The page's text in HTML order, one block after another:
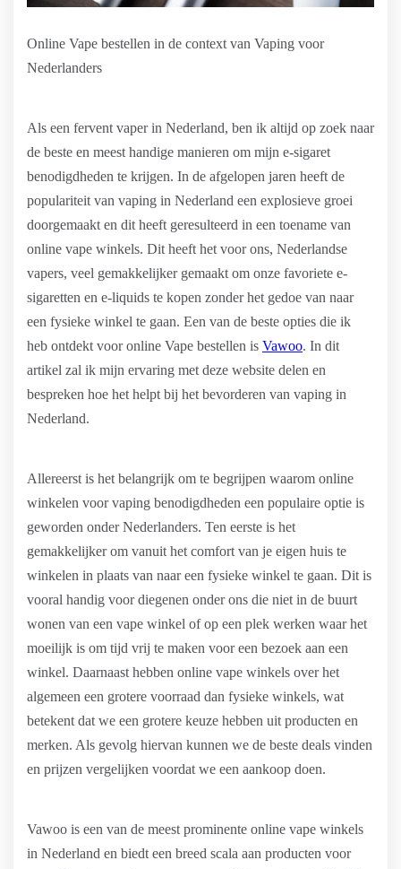
Online Vape bestellen in de context van Vaping voor
Nederlanders
Als een fervent vaper in Nederland, ben ik altijd op zoek naar
de beste en meest handige manieren om mijn e-sigaret
benodigdheden te krijgen. In de afgelopen jaren heeft de
populariteit van vaping in Nederland een explosieve groei
doorgemaakt en dit heeft geresulteerd in een toename van
online vape winkels. Dit heeft het voor ons, Nederlandse
vapers, veel gemakkelijker gemaakt om onze favoriete e-
sigaretten en e-liquids te kopen zonder het gedoe van naar
een fysieke winkel te gaan. Een van de beste opties die ik
heb ontdekt voor online Vape bestellen is Vawoo. In dit
artikel zal ik mijn ervaring met deze website delen en
bespreken hoe het helpt bij het bevorderen van vaping in
Nederland.
Allereerst is het belangrijk om te begrijpen waarom online
winkelen voor vaping benodigdheden een populaire optie is
geworden onder Nederlanders. Ten eerste is het
gemakkelijker om vanuit het comfort van je eigen huis te
winkelen in plaats van naar een fysieke winkel te gaan. Dit is
vooral handig voor diegenen onder ons die niet in de buurt
wonen van een vape winkel of op een plek werken waar het
moeilijk is om tijd vrij te maken voor een bezoek aan een
winkel. Daarnaast hebben online vape winkels over het
algemeen een grotere voorraad dan fysieke winkels, wat
betekent dat we een grotere keuze hebben uit producten en
merken. Als gevolg hiervan kunnen we de beste deals vinden
en prijzen vergelijken voordat we een aankoop doen.
Vawoo is een van de meest prominente online vape winkels
in Nederland en biedt een breed scala aan producten voor